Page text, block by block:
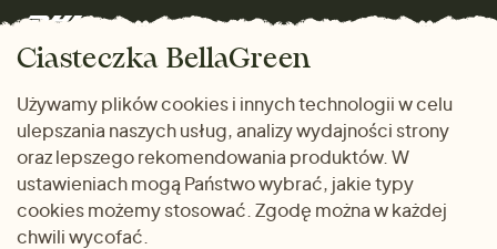
Marki
Dom i wnętrze
Prezenty
Zwrot towaru
Dlaczego warto kupować
u nas
METODY PŁATNOŚCI
Ciasteczka BellaGreen
Używamy plików cookies i innych technologii w celu
ulepszania naszych usług, analizy wydajności strony
oraz lepszego rekomendowania produktów. W
ustawieniach mogą Państwo wybrać, jakie typy
cookies możemy stosować. Zgodę można w każdej
chwili wycofać.